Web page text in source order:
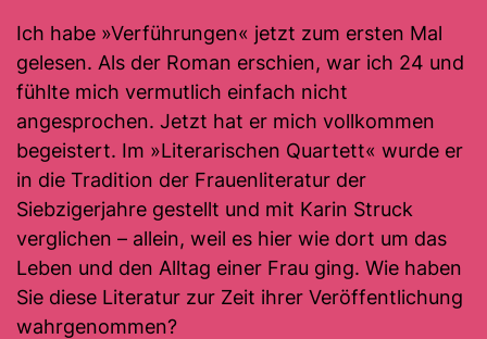
Ich habe »Verführungen« jetzt zum ersten Mal
gelesen. Als der Roman erschien, war ich 24 und
fühlte mich vermutlich einfach nicht
angesprochen. Jetzt hat er mich vollkommen
begeistert. Im »Literarischen Quartett« wurde er
in die Tradition der Frauenliteratur der
Siebzigerjahre gestellt und mit Karin Struck
verglichen – allein, weil es hier wie dort um das
Leben und den Alltag einer Frau ging. Wie haben
Sie diese Literatur zur Zeit ihrer Veröffentlichung
wahrgenommen?